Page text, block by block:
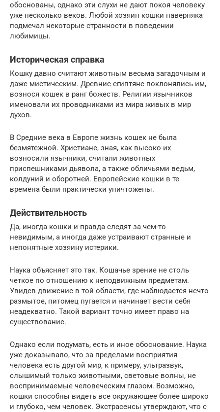
обоснованы, однако эти слухи не дают покоя человеку
уже несколько веков. Любой хозяин кошки наверняка
подмечал некоторые странности в поведении
любимицы.
Историческая справка
Кошку давно считают животным весьма загадочным и
даже мистическим. Древние египтяне поклонялись им,
вознося кошек в ранг божеств. Религии язычников
именовали их проводниками из мира живых в мир
духов.
В Средние века в Европе жизнь кошек не была
безмятежной. Христиане, зная, как высоко их
возносили язычники, считали животных
приспешниками дьявола, а также обличьями ведьм,
колдуний и оборотней. Европейские кошки в те
времена были практически уничтожены.
Действительность
Да, иногда кошки и правда следят за чем-то
невидимым, а иногда даже устраивают странные и
непонятные хозяину истерики.
Наука объясняет это так. Кошачье зрение не столь
четкое по отношению к неподвижным предметам.
Увидев движение в той области, где наблюдается нечто
размытое, питомец пугается и начинает вести себя
неадекватно. Такой вариант точно имеет право на
существование.
Однако если подумать, есть и иное обоснование. Наука
уже доказывало, что за пределами восприятия
человека есть другой мир, к примеру, ультразвук,
слышимый только животными, световые волны, не
воспринимаемые человеческим глазом. Возможно,
кошки способны видеть все окружающее более широко
и глубоко, чем человек. Экстрасенсы утверждают, что с